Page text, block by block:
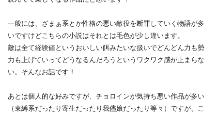
一般には、ざまぁ系とか性格の悪い敵役を断罪していく物語が多
いですけどこちらの小説はそれとは毛色が少し違います。
敵は全て経験値というおいしい餌みたいな扱いでどんどん力も勢
力も上げていってどうなるんだろうというワクワク感が止まらな
い。そんなお話です！
あとは個人的な好みですが、チョロインが気持ち悪い作品が多い
（束縛系だったり寄生だったり我儘娘だったり等々）ですが、こ